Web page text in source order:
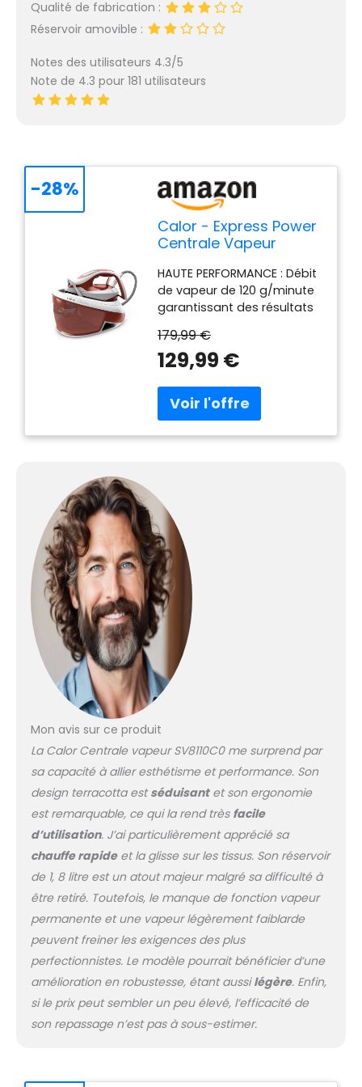
Qualité de fabrication :
Réservoir amovible :
Notes des utilisateurs 4.3/5
Note de 4.3 pour 181 utilisateurs
Calor - Express Power
Centrale Vapeur
- Marron
HAUTE PERFORMANCE : Débit
de vapeur de 120 g/minute
garantissant des résultats
pressing de 420 g/minute
pour venir à bout des plis
FACILE ET PERFORMANCES
DURABLES : Le collecteur de
de garder votre appareil en
durables et un entretien
sans effort GLISSE OPTIMALE
: Centrale vapeur avec
semelle Durilium AirGlide qui
offre la glisse la plus fluide
de Calor avec 33% de glisse
en plus (test externe de
revêtement 2016) RESERVOIR
D’EAU XL : le grand réservoir
d'eau de 1,8 L permet un
repassage plus facile avec
une grande autonomie
FABRICATION FRANÇAISE :
100% française selon des
critères de qualité stricts et
un savoir-faire d’exception
179,99 €
129,99 €
-28%
Mon avis sur ce produit
La Calor Centrale vapeur SV8110C0 me surprend par
sa capacité à allier esthétisme et performance. Son
design terracotta estséduisantet son ergonomie
est remarquable, ce qui la rend très facile
d’utilisation. J’ai particulièrement apprécié sa
chauffe rapideet la glisse sur les tissus. Son réservoir
de 1, 8 litre est un atout majeur malgré sa difficulté à
être retiré. Toutefois, le manque de fonction vapeur
permanente et une vapeur légèrement faiblarde
peuvent freiner les exigences des plus
perfectionnistes. Le modèle pourrait bénéficier d’une
amélioration en robustesse, étant aussilégère. Enfin,
si le prix peut sembler un peu élevé, l’efficacité de
son repassage n’est pas à sous-estimer.